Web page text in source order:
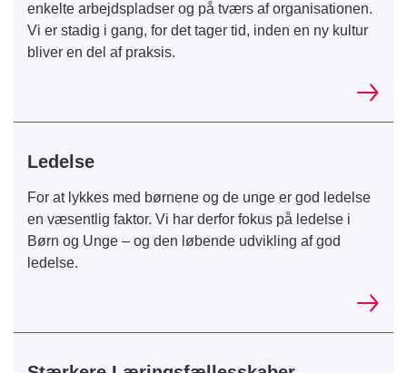
enkelte arbejdspladser og på tværs af organisationen.
Vi er stadig i gang, for det tager tid, inden en ny kultur
bliver en del af praksis.
Ledelse
For at lykkes med børnene og de unge er god ledelse
en væsentlig faktor. Vi har derfor fokus på ledelse i
Børn og Unge – og den løbende udvikling af god
ledelse.